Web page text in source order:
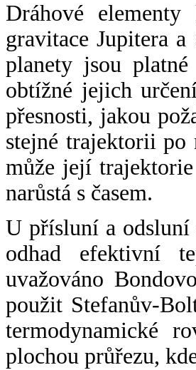
Dráhové
gravitace Jupitera
planety jsou
obtížné jejich
přesnosti, jakou
stejné trajektorii po
může její
narůstá s časem.
U přísluní a odsluní
odhad efektivní
uvažováno
použit Stefanův-
termodynamické
plochou průřezu,